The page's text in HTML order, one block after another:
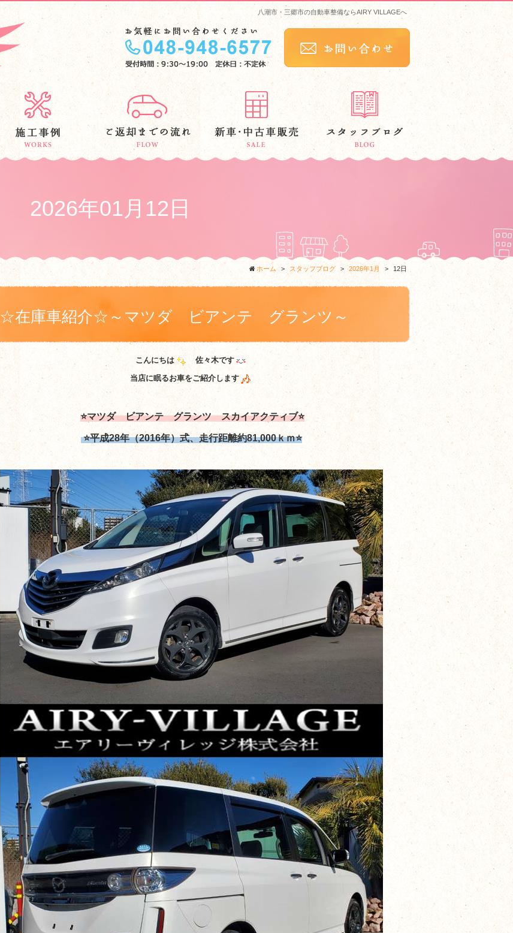
八潮市・三郷市の自動車整備ならAIRY VILLAGEへ
2026年01月12日
ホーム > スタッフブログ > 2026年1月 > 12日
☆在庫車紹介☆～マツダ ビアンテ グランツ～
こんにちは 佐々木です
当店に眠るお車をご紹介します
⭐マツダ ビアンテ グランツ スカイアクティブ⭐
⭐平成28年（2016年）式、走行距離約81,000ｋｍ⭐